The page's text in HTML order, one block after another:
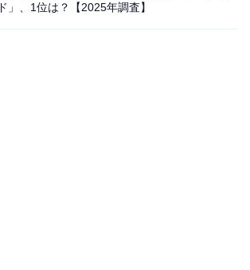
ド」、1位は？【2025年調査】